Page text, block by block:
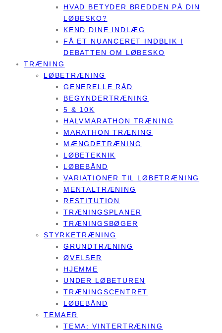
HVAD BETYDER BREDDEN PÅ DIN
LØBESKO?
KEND DINE INDLÆG
FÅ ET NUANCERET INDBLIK I
DEBATTEN OM LØBESKO
TRÆNING
LØBETRÆNING
GENERELLE RÅD
BEGYNDERTRÆNING
5 & 10K
HALVMARATHON TRÆNING
MARATHON TRÆNING
MÆNGDETRÆNING
LØBETEKNIK
LØBEBÅND
VARIATIONER TIL LØBETRÆNING
MENTALTRÆNING
RESTITUTION
TRÆNINGSPLANER
TRÆNINGSBØGER
STYRKETRÆNING
GRUNDTRÆNING
ØVELSER
HJEMME
UNDER LØBETUREN
TRÆNINGSCENTRET
LØBEBÅND
TEMAER
TEMA: VINTERTRÆNING